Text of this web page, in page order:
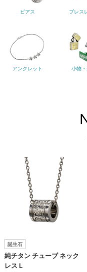
ピアス ブレス
アンクレット 小物
誕生石
純チタン チューブ ネック
レス L